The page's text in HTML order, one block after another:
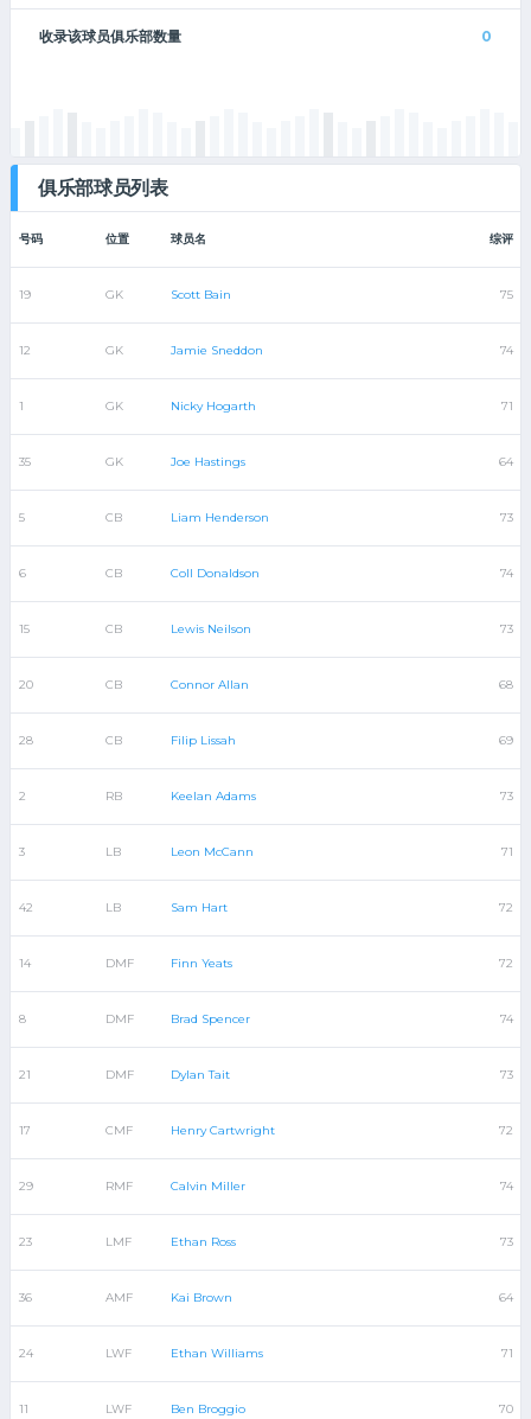
收录该球员俱乐部数量 0
俱乐部球员列表
号码 位置 球员名 综评
19 GK Scott Bain 75
12 GK Jamie Sneddon 74
1 GK Nicky Hogarth 71
35 GK Joe Hastings 64
5 CB Liam Henderson 73
6 CB Coll Donaldson 74
15 CB Lewis Neilson 73
20 CB Connor Allan 68
28 CB Filip Lissah 69
2 RB Keelan Adams 73
3 LB Leon McCann 71
42 LB Sam Hart 72
14 DMF Finn Yeats 72
8 DMF Brad Spencer 74
21 DMF Dylan Tait 73
17 CMF Henry Cartwright 72
29 RMF Calvin Miller 74
23 LMF Ethan Ross 73
36 AMF Kai Brown 64
24 LWF Ethan Williams 71
11 LWF Ben Broggio 70